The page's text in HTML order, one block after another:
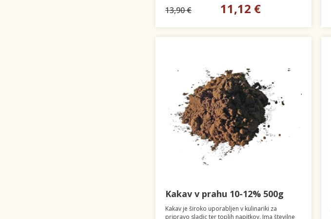
13,90 € 11,12 €
Kakav v prahu 10-12% 500g
Kakav je široko uporabljen v kulinariki za
pripravo sladic ter toplih napitkov. Ima številne